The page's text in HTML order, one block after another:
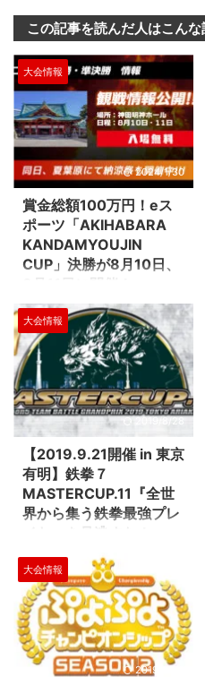
この記事を読んだ人はこん
大会情報
2024/1/30
賞金総額100万円！eス
ポーツ「AKIHABARA
KANDAMYOUJIN
CUP」決勝が8月10日、
8月11日に開催！
2回目を迎える秋葉原最大の複合
イベント「夏葉原」でのeスポー
ツ大会「AKIHABARA
KANDAMYOUJIN CUP」にて
「レインボーシックス シージ」
と「リーグ・オブ・レジェンド」
2タイトルのトーナメント決勝大
会が開催されます。 トーナメン
トでは予選はオンラインで戦い、
準々決勝は8月3日～6日に秋葉原
『e Sports Studio AKIBA』（ソ
フマップAKIBA２号店）を会場と
して開催されました。 さらに準
ックス シージ」が8月10日、「リ
ーグ・オブ・レジェンド」 ...
大会情報
2019/8/28
【2019.9.21開催 in 東京
有明】鉄拳７
MASTERCUP.11『全世
界から集う鉄拳最強プレ
イヤーを見逃すな！』
全世界中から鉄拳最強プレイヤー
が集う！！ ５on５で行われる最
高峰のバトルに注目です。 場所
は東京有明のＴＦＴホールで行わ
れます。 手に汗握るバトルをお
見逃しなく！ Official Site
(http://mastercupofficial.com/)
大会情報
2019/8/28